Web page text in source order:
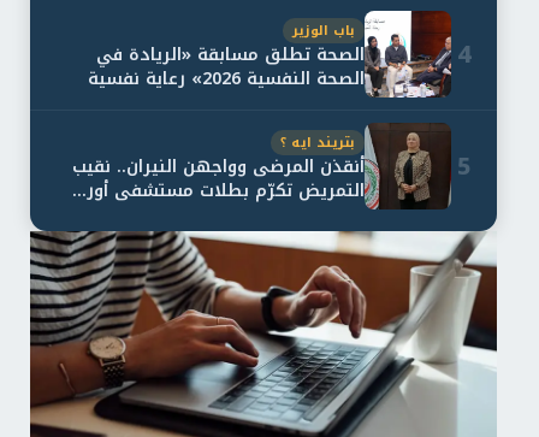
4
باب الوزير
الصحة تطلق مسابقة «الريادة في
الصحة النفسية 2026» رعاية نفسية
5
بتريند ايه ؟
أنقذن المرضى وواجهن النيران.. نقيب
التمريض تكرّم بطلات مستشفى أور...